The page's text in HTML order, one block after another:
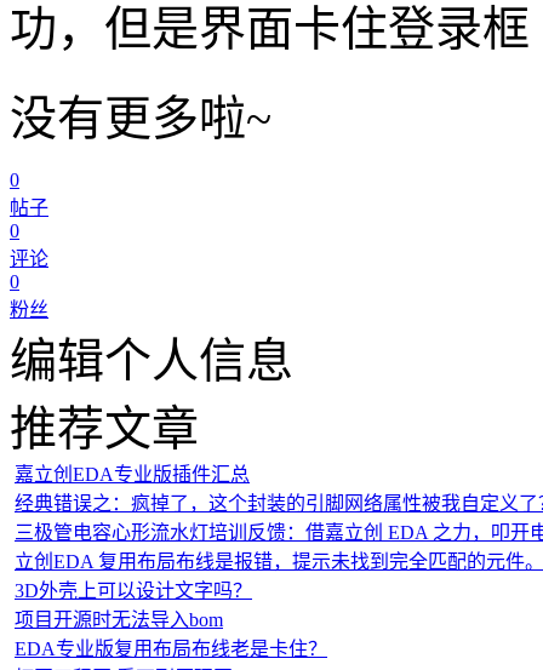
功，但是界面卡住登录框
没有更多啦~
0
帖子
0
评论
0
粉丝
编辑个人信息
推荐文章
嘉立创EDA专业版插件汇总
经典错误之：疯掉了，这个封装的引脚网络属性被我自定义了
三极管电容心形流水灯培训反馈：借嘉立创 EDA 之力，叩开
立创EDA 复用布局布线是报错，提示未找到完全匹配的元件。
3D外壳上可以设计文字吗？
项目开源时无法导入bom
EDA专业版复用布局布线老是卡住？